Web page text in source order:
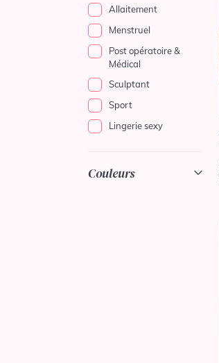
Allaitement
Menstruel
Post opératoire &
Médical
Sculptant
Sport
Lingerie sexy
Couleurs